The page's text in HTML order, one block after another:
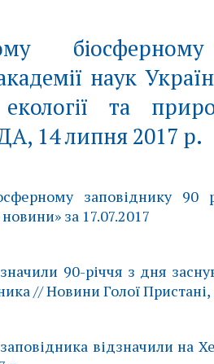
наук
та
14 липня 2017 р.
заповіднику
за 17.07.2017
90-річчя з дня
// Новини Голої
відзначили